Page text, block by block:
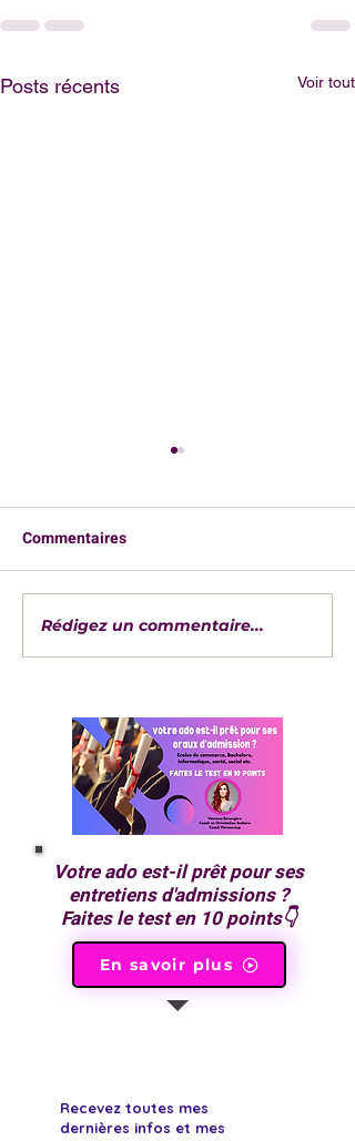
Posts récents Voir tout
Les 5 métiers qui payent
le plus et qui sont
Commentaires
Rédigez un commentaire...
Votre ado est-il prêt pour ses
entretiens d'admissions ?
Faites le test en 10 points👇
En savoir plus
Recevez toutes mes
dernières infos et mes